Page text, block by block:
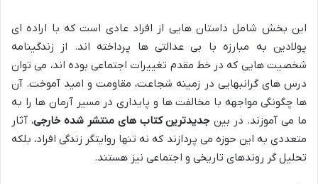
این بخش شامل داستان هایی از افراد عادی است که با اراده ای
پولادین به مبارزه با بی عدالتی ها پرداخته اند. از زندگینامه
شخصیت هایی که در خط مقدم تغییرات اجتماعی بوده اند، می توان
درس های گرانبهایی در زمینه شجاعت، مقاومت و امید آموخت. آن
ها چگونگی مواجهه با مخالفت ها و پایداری در مسیر آرمان ها را به
ما می آموزند. در بین جدیدترین کتاب های منتشر شده خارجی، آثار
متعددی به این حوزه می پردازند که نه تنها روایتگر زندگی افراد، بلکه
تحلیل گر روندهای تاریخی و اجتماعی نیز هستند.